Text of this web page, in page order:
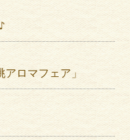
ロマフェア」